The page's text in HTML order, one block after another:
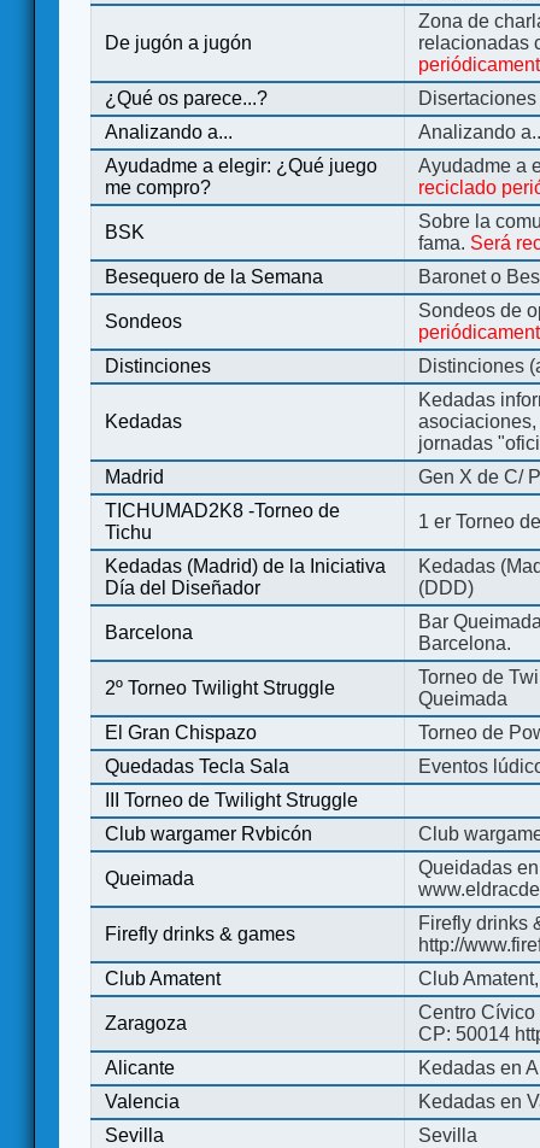
De jugón a jugón
Zona de
relacionadas
¿Qué os parece...?
Analizando a...
Analizando
Ayudadme a elegir: ¿Qué juego
me compro?
Ayudadme a
reciclado
BSK
Sobre la
fama. Será
Besequero de la Semana
Baronet o
Sondeos
Sondeos de
Distinciones
Distinciones
Kedadas
Kedadas
jornadas
Madrid
Gen X de C/
TICHUMAD2K8 -Torneo de
Tichu
1 er Torneo
Kedadas (Madrid) de la Iniciativa
Día del Diseñador
Kedadas
(DDD)
Barcelona
Bar
Barcelona.
2º Torneo Twilight Struggle
Torneo de
Queimada
El Gran Chispazo
Torneo de
Quedadas Tecla Sala
Eventos
III Torneo de Twilight Struggle
Club wargamer Rvbicón
Club
Queimada
Queidadas
Firefly drinks & games
Firefly drinks
http://
Club Amatent
Club
Zaragoza
Centro Cívico
CP: 50014
Alicante
Kedadas en
Valencia
Kedadas en
Sevilla
Sevilla